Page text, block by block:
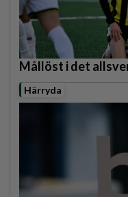
Mållöst i det
Härryda